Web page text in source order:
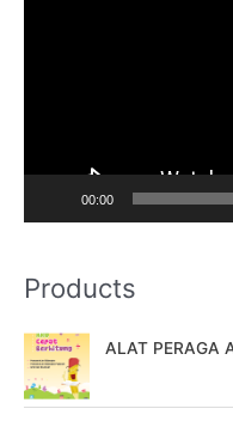
y
r
00:00
Products
ALAT PERAGA